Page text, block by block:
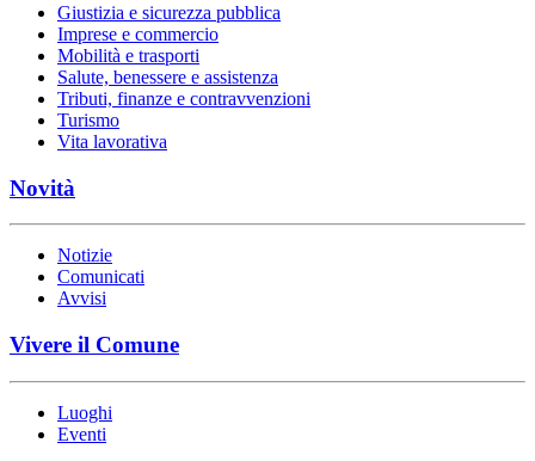
Giustizia e sicurezza pubblica
Imprese e commercio
Mobilità e trasporti
Salute, benessere e assistenza
Tributi, finanze e contravvenzioni
Turismo
Vita lavorativa
Novità
Notizie
Comunicati
Avvisi
Vivere il Comune
Luoghi
Eventi